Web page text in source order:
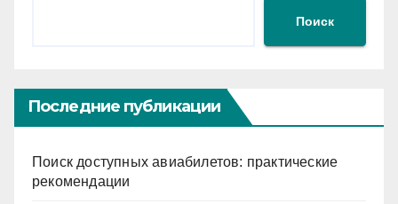
Поиск
Последние публикации
Поиск доступных авиабилетов: практические
рекомендации